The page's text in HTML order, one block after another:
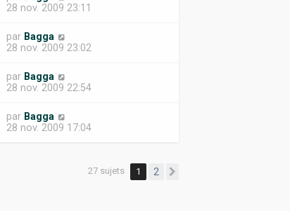
28 nov. 2009 23:11
par Bagga
28 nov. 2009 23:02
par Bagga
28 nov. 2009 22:54
par Bagga
28 nov. 2009 17:04
27 sujets 1 2